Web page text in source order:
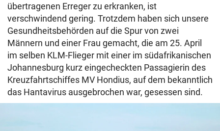
übertragenen Erreger zu erkranken, ist
verschwindend gering. Trotzdem haben sich unsere
Gesundheitsbehörden auf die Spur von zwei
Männern und einer Frau gemacht, die am 25. April
im selben KLM-Flieger mit einer im südafrikanischen
Johannesburg kurz eingecheckten Passagierin des
Kreuzfahrtschiffes MV Hondius, auf dem bekanntlich
das Hantavirus ausgebrochen war, gesessen sind.